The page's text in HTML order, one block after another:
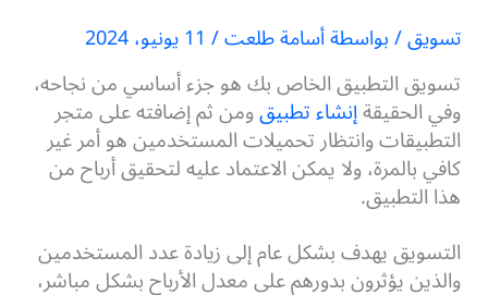
تسويق/ بواسطةأسامة طلعت/ 11 يونيو، 2024
تسويق التطبيق الخاص بك هو جزء أساسي من نجاحه،
وفي الحقيقةإنشاء تطبيقومن ثم إضافته على متجر
التطبيقات وانتظار تحميلات المستخدمين هو أمر غير
كافي بالمرة، ولا يمكن الاعتماد عليه لتحقيق أرباح من
هذا التطبيق.
التسويق يهدف بشكل عام إلى زيادة عدد المستخدمين
والذين يؤثرون بدورهم على معدل الأرباح بشكل مباشر،